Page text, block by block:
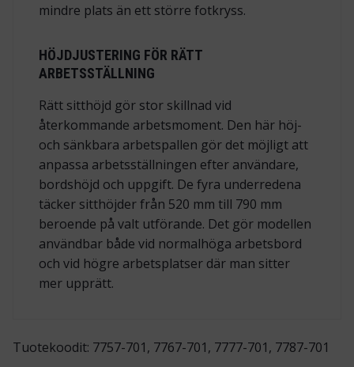
mindre plats än ett större fotkryss.
HÖJDJUSTERING FÖR RÄTT
ARBETSSTÄLLNING
Rätt sitthöjd gör stor skillnad vid
återkommande arbetsmoment. Den här höj-
och sänkbara arbetspallen gör det möjligt att
anpassa arbetsställningen efter användare,
bordshöjd och uppgift. De fyra underredena
täcker sitthöjder från 520 mm till 790 mm
beroende på valt utförande. Det gör modellen
användbar både vid normalhöga arbetsbord
och vid högre arbetsplatser där man sitter
mer upprätt.
Tuotekoodit: 7757-701, 7767-701, 7777-701, 7787-701